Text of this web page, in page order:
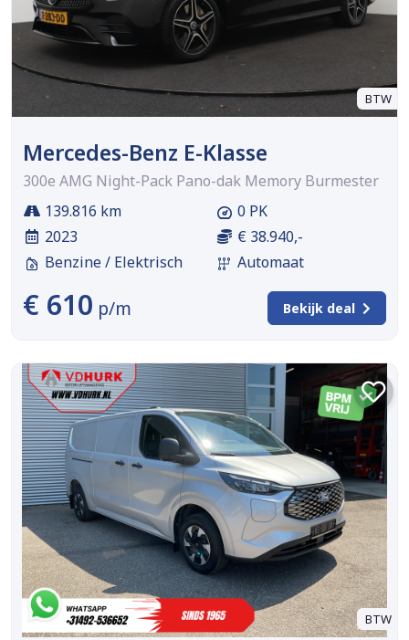
BTW
Mercedes-Benz E-Klasse
300e AMG Night-Pack Pano-dak Memory Burmester
139.816 km
2023
Benzine / Elektrisch
0 PK
€ 38.940,-
Automaat
€ 610 p/m Bekijk deal
BTW